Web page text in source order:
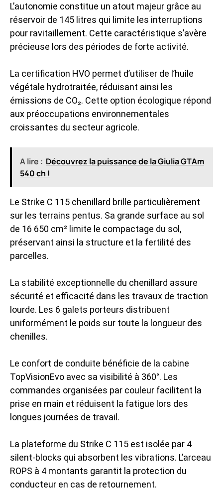
L’autonomie constitue un atout majeur grâce au
réservoir de 145 litres qui limite les interruptions
pour ravitaillement. Cette caractéristique s’avère
précieuse lors des périodes de forte activité.
La certification HVO permet d’utiliser de l’huile
végétale hydrotraitée, réduisant ainsi les
émissions de CO₂. Cette option écologique répond
aux préoccupations environnementales
croissantes du secteur agricole.
A lire : Découvrez la puissance de la Giulia GTAm
540 ch !
Le Strike C 115 chenillard brille particulièrement
sur les terrains pentus. Sa grande surface au sol
de 16 650 cm² limite le compactage du sol,
préservant ainsi la structure et la fertilité des
parcelles.
La stabilité exceptionnelle du chenillard assure
sécurité et efficacité dans les travaux de traction
lourde. Les 6 galets porteurs distribuent
uniformément le poids sur toute la longueur des
chenilles.
Le confort de conduite bénéficie de la cabine
TopVisionEvo avec sa visibilité à 360°. Les
commandes organisées par couleur facilitent la
prise en main et réduisent la fatigue lors des
longues journées de travail.
La plateforme du Strike C 115 est isolée par 4
silent-blocks qui absorbent les vibrations. L’arceau
ROPS à 4 montants garantit la protection du
conducteur en cas de retournement.